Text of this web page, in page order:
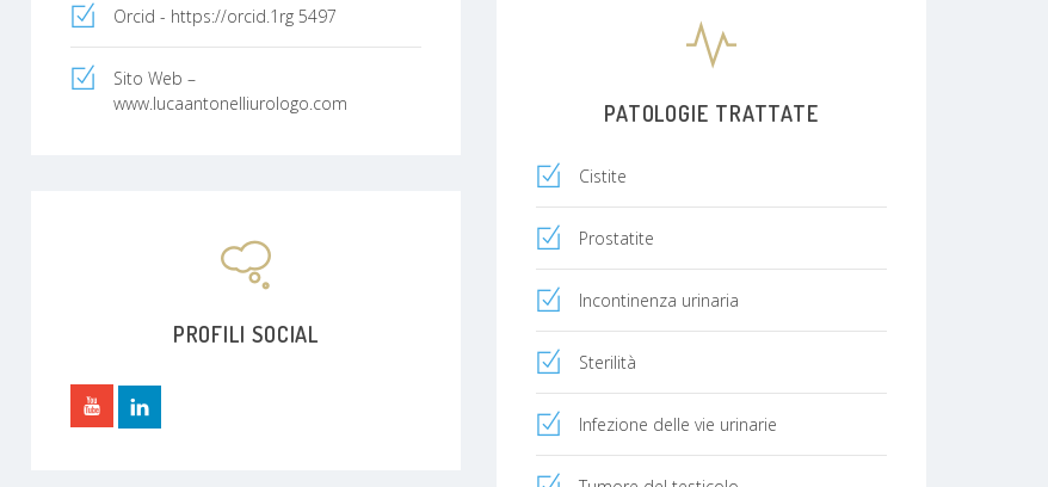
Orcid - https://orcid.1rg 5497
Sito Web –
www.lucaantonelliurologo.com
PATOLOGIE TRATTATE
Cistite
Prostatite
Incontinenza urinaria
Sterilità
Infezione delle vie urinarie
PROFILI SOCIAL